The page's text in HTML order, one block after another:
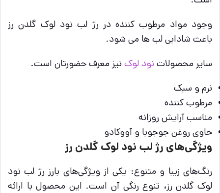
وجود مواد مرطوب کننده در رژ لب نود لوک گلدن رز
باعث شادابی لب ها می شود.
سایر محصولات نود لوک نیز معرف حضورتان است.
نرم و سبک
مرطوب کننده
مناسب آرایش روزانه
حاوی روغن جوجوبا و آووکادو
ویژگی‌های رژ لب نود لوک گلدن رز
رنگ‌های زیبا و متنوع: یکی از ویژگی‌های بارز رژ لب نود
لوک گلدن رز، تنوع رنگی آن است. این محصول با ارائه